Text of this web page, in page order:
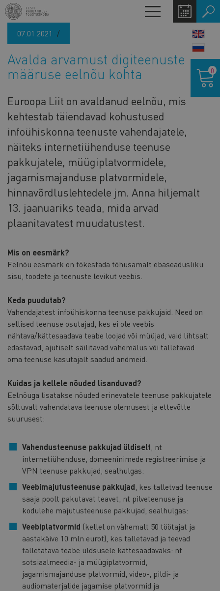
Liigu
edasi
põhisisu
Toggle
navigation
07.01.2021
Avalda arvamust digiteenuste
määruse eelnõu kohta
Euroopa Liit on avaldanud eelnõu, mis
kehtestab täiendavad kohustused
infoühiskonna teenuste vahendajatele,
näiteks internetiühenduse teenuse
pakkujatele, müügiplatvormidele,
jagamismajanduse platvormidele,
hinnavõrdluslehtedele jm. Anna hiljemalt
13. jaanuariks teada, mida arvad
plaanitavatest muudatustest.
Mis on eesmärk?
Eelnõu eesmärk on tõkestada tõhusamalt ebaseadusliku
sisu, toodete ja teenuste levikut veebis.
Keda puudutab?
Vahendajatest infoühiskonna teenuse pakkujaid. Need on
sellised teenuse osutajad, kes ei ole veebis
nähtava/kättesaadava teabe loojad või müüjad, vaid lihtsalt
edastavad, ajutiselt säilitavad vahemälus või talletavad
oma teenuse kasutajalt saadud andmeid.
Kuidas ja kellele nõuded lisanduvad?
Eelnõuga lisatakse nõuded erinevatele teenuse pakkujatele
sõltuvalt vahendatava teenuse olemusest ja ettevõtte
suurusest:
Vahendusteenuse pakkujad üldiselt , nt
internetiühenduse, domeeninimede registreerimise ja
VPN teenuse pakkujad, sealhulgas:
Veebimajutusteenuse pakkujad , kes talletvad teenuse
saaja poolt pakutavat teavet, nt pilveteenuse ja
kodulehe majutusteenuse pakkujad, sealhulgas:
Veebiplatvormid (kellel on vähemalt 50 töötajat ja
aastakäive 10 mln eurot), kes talletavad ja teevad
talletatava teabe üldsusele kättesaadavaks: nt
sotsiaalmeedia- ja müügiplatvormid,
jagamismajanduse platvormid, video-, pildi- ja
audiomaterjalide jagamise platvormid ja
0